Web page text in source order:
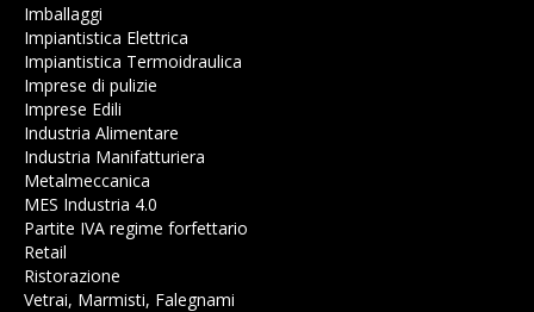
Imballaggi
Impiantistica Elettrica
Impiantistica Termoidraulica
Imprese di pulizie
Imprese Edili
Industria Alimentare
Industria Manifatturiera
Metalmeccanica
MES Industria 4.0
Partite IVA regime forfettario
Retail
Ristorazione
Vetrai, Marmisti, Falegnami